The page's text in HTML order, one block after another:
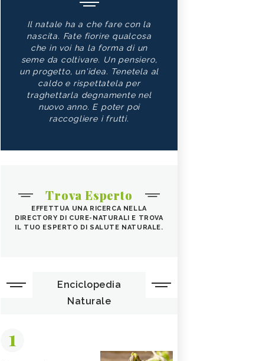
Il natale ha a che fare con la
nascita. Fate fiorire qualcosa
che in voi ha la forma di un
seme da coltivare. Un pensiero,
un progetto, un'idea. Tenetela al
caldo e rispettatela per
traghettarla degnamente nel
nuovo anno. E poter poi
raccogliere i frutti.
Trova Esperto
EFFETTUA UNA RICERCA NELLA
DIRECTORY DI CURE-NATURALI E TROVA
IL TUO ESPERTO DI SALUTE NATURALE.
Enciclopedia
Naturale
1